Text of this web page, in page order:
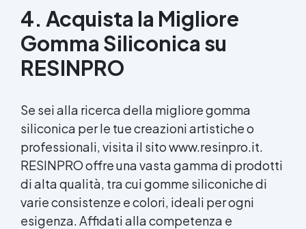
4. Acquista la Migliore
Gomma Siliconica su
RESINPRO
Se sei alla ricerca della migliore gomma
siliconica per le tuecreazioni artisticheo
professionali, visita il sito www.resinpro.it.
RESINPRO offre una vasta gamma di prodotti
di alta qualità, tra cui gomme siliconiche di
varie consistenze e colori, ideali per ogni
esigenza. Affidati alla competenza e